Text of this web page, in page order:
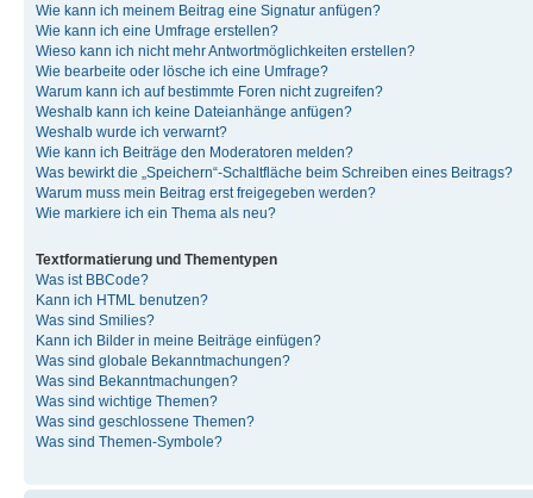
Wie kann ich meinem Beitrag eine Signatur anfügen?
Wie kann ich eine Umfrage erstellen?
Wieso kann ich nicht mehr Antwortmöglichkeiten erstellen?
Wie bearbeite oder lösche ich eine Umfrage?
Warum kann ich auf bestimmte Foren nicht zugreifen?
Weshalb kann ich keine Dateianhänge anfügen?
Weshalb wurde ich verwarnt?
Wie kann ich Beiträge den Moderatoren melden?
Was bewirkt die „Speichern“-Schaltfläche beim Schreiben eines Beitrags?
Warum muss mein Beitrag erst freigegeben werden?
Wie markiere ich ein Thema als neu?
Textformatierung und Thementypen
Was ist BBCode?
Kann ich HTML benutzen?
Was sind Smilies?
Kann ich Bilder in meine Beiträge einfügen?
Was sind globale Bekanntmachungen?
Was sind Bekanntmachungen?
Was sind wichtige Themen?
Was sind geschlossene Themen?
Was sind Themen-Symbole?